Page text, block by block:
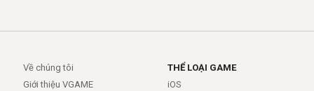
Về chúng tôi
Giới thiệu VGAME
THỂ LOẠI GAME
iOS